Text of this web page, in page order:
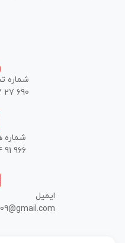
شماره
690
شماره
966
ایمیل